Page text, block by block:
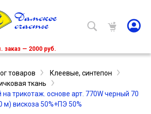
заказ — 2000 руб.
товаров
Клеевые, синтепон
ткань
трикотаж. основе арт. 770W черный 70
м) вискоза 50%+ПЭ 50%